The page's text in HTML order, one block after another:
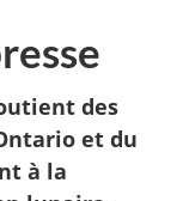
des
et du
à la